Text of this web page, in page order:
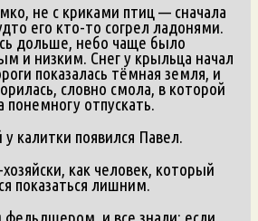
не с криками птиц — сначала
его кто-то согрел ладонями.
дольше, небо чаще было
и низким. Снег у крыльца начал
показалась тёмная земля, и
словно смола, в которой
понемногу отпускать.
калитки появился Павел.
как человек, который
показаться лишним.
и все знали: если